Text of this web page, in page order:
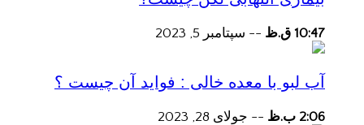
10:47 ق.ظ -- سپتامبر 5, 2023
آب لبو با معده خالی : فواید آن چیست ؟
2:06 ب.ظ -- جولای 28, 2023